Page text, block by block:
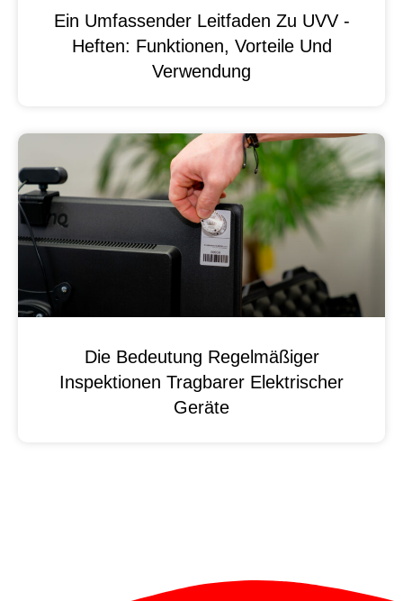
Ein Umfassender Leitfaden Zu UVV -
Heften: Funktionen, Vorteile Und
Verwendung
Die Bedeutung Regelmäßiger
Inspektionen Tragbarer Elektrischer
Geräte